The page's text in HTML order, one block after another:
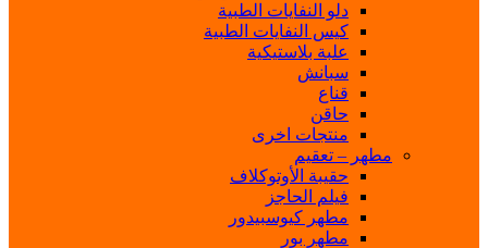
دلو النفايات الطبية
كيس النفايات الطبية
علبة بلاستيكية
سبانش
قناع
حاقن
منتجات اخرى
مطهر – تعقيم
حقيبة الأوتوكلاف
فيلم الحاجز
مطهر كيوسبيدور
مطهر بور